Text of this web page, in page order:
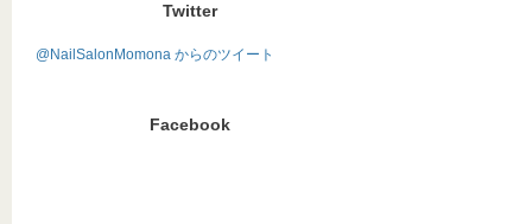
Twitter
@NailSalonMomona からのツイート
Facebook